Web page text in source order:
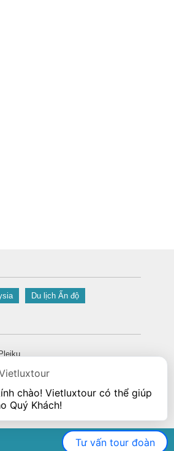
Du lịch Ấn độ
bảo mật thông tin
chào! Vietluxtour có thể giúp
Quý Khách!
Tư vấn tour đoàn